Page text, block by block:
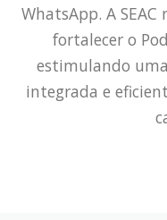
WhatsApp. A
fortalecer o
estimulando
integrada e